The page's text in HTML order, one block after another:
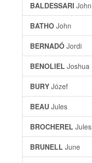
BALDESSARI John
BATHO John
BERNADÓ Jordi
BENOLIEL Joshua
BURY Józef
BEAU Jules
BROCHEREL Jules
BRUNELL June